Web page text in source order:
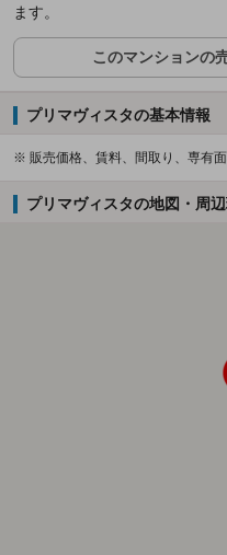
ます。
このマンションの
プリマヴィスタの基本情報
※ 販売価格、賃料、間取り、専有
プリマヴィスタの地図・周